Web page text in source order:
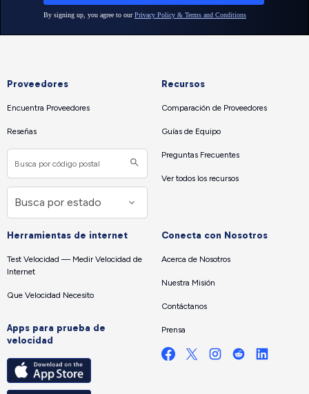
Proveedores
Encuentra Proveedores
Reseñas
Recursos
Comparación de Proveedores
Guías de Equipo
Preguntas Frecuentes
Ver todos los recursos
Herramientas de internet
Test Velocidad — Medir Velocidad de
Internet
Que Velocidad Necesito
Apps para prueba de
velocidad
Conecta con Nosotros
Acerca de Nosotros
Nuestra Misión
Contáctanos
Prensa